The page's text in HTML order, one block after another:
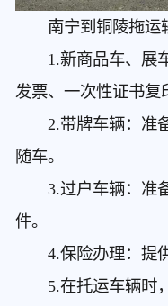
南宁到铜陵拖运
1.新商品车、展车
发票、一次性证书复
2.带牌车辆：准备
随车。
3.过户车辆：准备
件。
4.保险办理：提供
5.在托运车辆时，